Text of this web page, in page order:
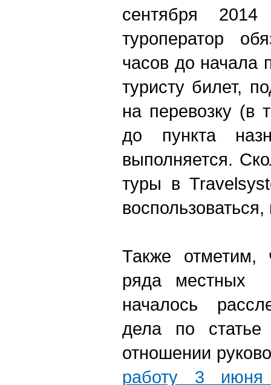
сентября
туроператор
часов до начала
туристу билет,
на перевозку (в
до пункта
выполняется.
туры в
Также отметим,
ряда местных
началось
дела по статье
отношении
работу 3 июня